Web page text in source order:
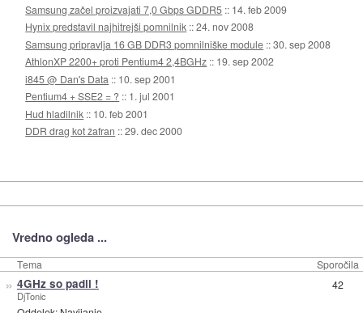
Samsung začel proizvajati 7,0 Gbps GDDR5 :: 14. feb 2009
Hynix predstavil najhitrejši pomnilnik ::24. nov 2008
Samsung pripravlja 16 GB DDR3 pomnilniške module ::30. sep 2008
AthlonXP 2200+ proti Pentium4 2,4BGHz :: 19. sep 2002
i845 @ Dan's Data :: 10. sep 2001
Pentium4 + SSE2 = ? :: 1. jul 2001
Hud hladilnik :: 10. feb 2001
DDR drag kot žafran ::29. dec 2000
Vredno ogleda ...
Tema Sporočila
» 4GHz so padli !
DjTonic
42